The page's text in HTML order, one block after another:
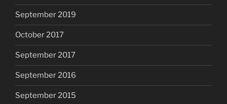
September 2019
October 2017
September 2017
September 2016
September 2015